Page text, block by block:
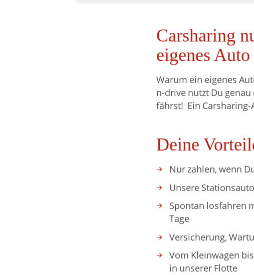
Carsharing
eigenes Auto
Warum ein eigenes
n-drive nutzt Du genau
fährst! Ein Carsharing-
Deine
Nur zahlen, wenn
Unsere
Spontan losfahren
Tage
Versicherung,
Vom Kleinwagen
in unserer Flotte